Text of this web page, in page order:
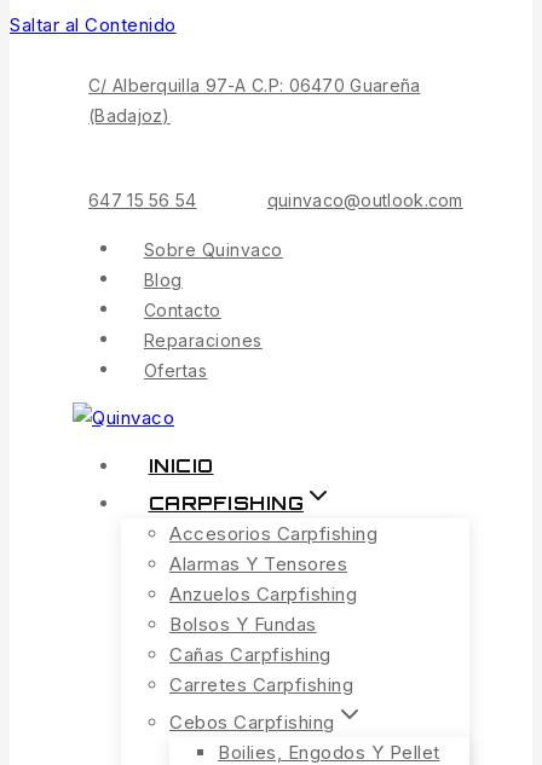
Saltar al Contenido
C/ Alberquilla 97-A C.P: 06470 Guareña
(Badajoz)
647 15 56 54 quinvaco@outlook.com
Sobre Quinvaco
Blog
Contacto
Reparaciones
Ofertas
INICIO
CARPFISHING
Accesorios Carpfishing
Alarmas Y Tensores
Anzuelos Carpfishing
Bolsos Y Fundas
Cañas Carpfishing
Carretes Carpfishing
Cebos Carpfishing
Boilies, Engodos Y Pellet